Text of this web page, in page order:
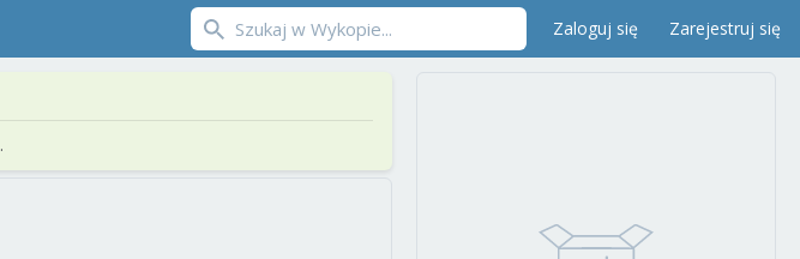
Zaloguj się Zarejestruj się
.